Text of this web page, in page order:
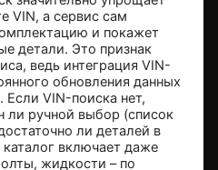
VIN, а сервис сам
и покажет
детали. Это признак
ведь интеграция VIN-
обновления данных
Если VIN-поиска нет,
ли ручной выбор (список
ли деталей в
включает даже
жидкости – по